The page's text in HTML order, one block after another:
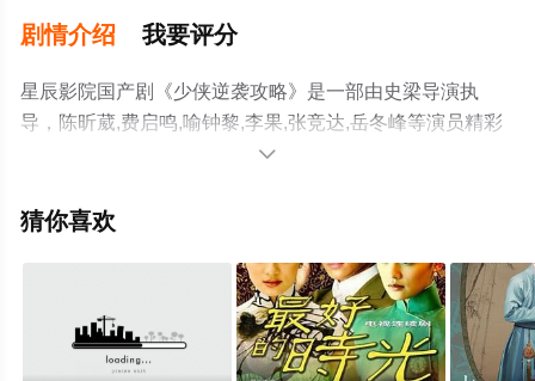
剧情介绍 我要评分
星辰影院国产剧《少侠逆袭攻略》是一部由史梁导演执
导，陈昕葳,费启鸣,喻钟黎,李果,张竞达,岳冬峰等演员精彩
演绎的中国大陆电视剧，大结局剧情已揭晓（1-26全
辰电影网，更多相关信息可移步至豆瓣电视剧、电视猫或

猜你喜欢